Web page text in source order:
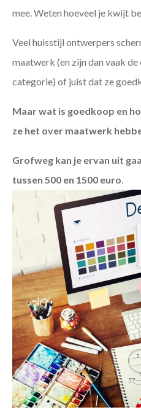
mee. Weten hoeveel je kwijt
Veel huisstijl ontwerpers
maatwerk (en zijn dan vaak
categorie) of juist dat ze
Maar wat is goedkoop en
ze het over maatwerk
Grofweg kan je ervan uit
tussen 500 en 1500 euro.